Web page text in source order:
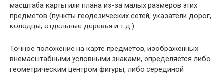
масштаба карты или плана из-за малых размеров этих
предметов (пункты геодезических сетей, указатели дорог,
колодцы, отдельные деревья и т.д.).
Точное положение на карте предметов, изображенных
внемасштабными условными знаками, определяется либо
геометрическим центром фигуры, либо серединой